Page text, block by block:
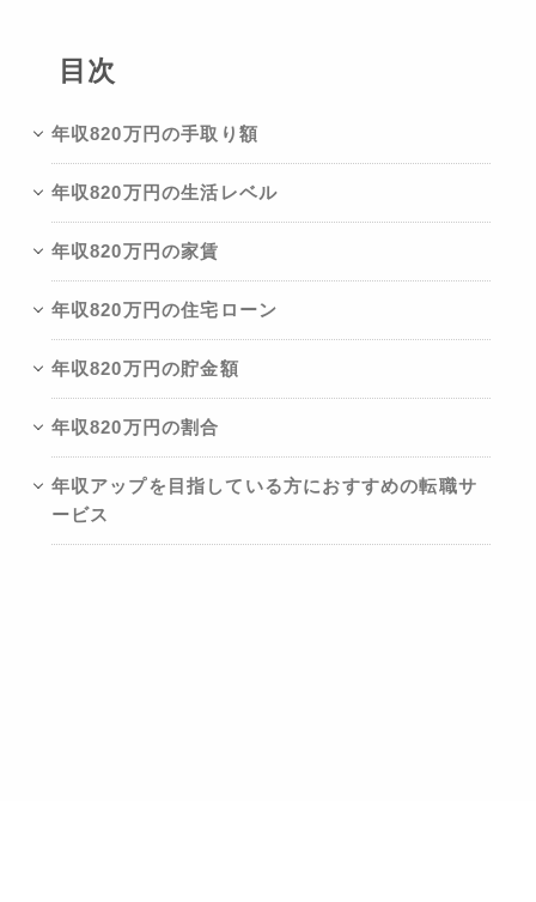
目次
年収820万円の手取り額
年収820万円の生活レベル
年収820万円の家賃
年収820万円の住宅ローン
年収820万円の貯金額
年収820万円の割合
年収アップを目指している方におすすめの転職サ
ービス